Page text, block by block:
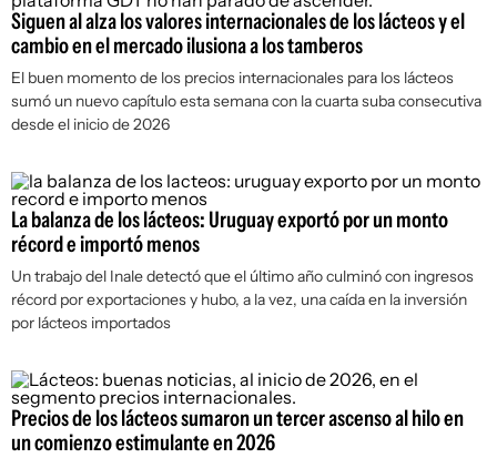
Siguen al alza los valores internacionales de los lácteos y el
cambio en el mercado ilusiona a los tamberos
El buen momento de los precios internacionales para los lácteos
sumó un nuevo capítulo esta semana con la cuarta suba consecutiva
desde el inicio de 2026
La balanza de los lácteos: Uruguay exportó por un monto
récord e importó menos
Un trabajo del Inale detectó que el último año culminó con ingresos
récord por exportaciones y hubo, a la vez, una caída en la inversión
por lácteos importados
Precios de los lácteos sumaron un tercer ascenso al hilo en
un comienzo estimulante en 2026